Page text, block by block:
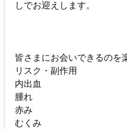
しでお迎えします。
皆さまにお会いできるのを
リスク・副作用
内出血
腫れ
赤み
むくみ